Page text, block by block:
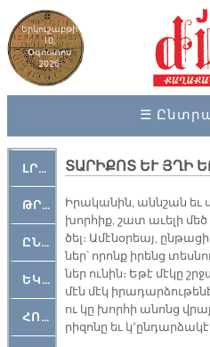
Երկուշաբթի
10,
Օգոստոս
2026
☰
ԼՐԱՀՈՍ
ԹՐՔԱՀԱՅ ԿԵԱՆՔ
ԸՆԿԵՐԱՄՇԱԿՈՒԹԱՅԻՆ
ԵԿԵՂԵՑԱԿԱՆ
ՀՈԳԵՄՏԱՒՈՐ
ՏԱՐԻՔՈՏ ԵՒ ՅՂԻ
Ի­րա­կա­նին, անն­շան եւ
խոր­հիք, շատ ա­ւե­լի
ծել։ Ա­մէ­նօ­րեայ,
ներ՝ ո­րոնք ի­րենց
ներ ու­նին։ Ե­թէ մէ­կը
մէն մէկ
ու կը խոր­հի ա­նոնց
րի­զո­նը եւ